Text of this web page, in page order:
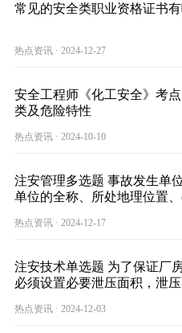
常见的安全类职业资格证书
热点资讯 · 2024-12-27
安全工程师《化工安全》考
类及危险特性
热点资讯 · 2024-10-10
注安管理多选题 事故发生单
单位的全称、所处地理位置
热点资讯 · 2024-12-17
注安技术单选题 为了保证厂
必须设置必要泄压面积，泄
热点资讯 · 2024-12-03